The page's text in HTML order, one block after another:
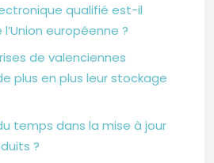
qualifié est-il
européenne ?
de valenciennes
plus en plus leur stockage
temps dans la mise à jour
?